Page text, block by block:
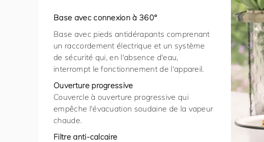
Base avec connexion à 360°
Base avec pieds antidérapants comprenant
un raccordement électrique et un système
de sécurité qui, en l'absence d'eau,
interrompt le fonctionnement de l'appareil.
Ouverture progressive
Couvercle à ouverture progressive qui
empêche l'évacuation soudaine de la vapeur
chaude.
Filtre anti-calcaire